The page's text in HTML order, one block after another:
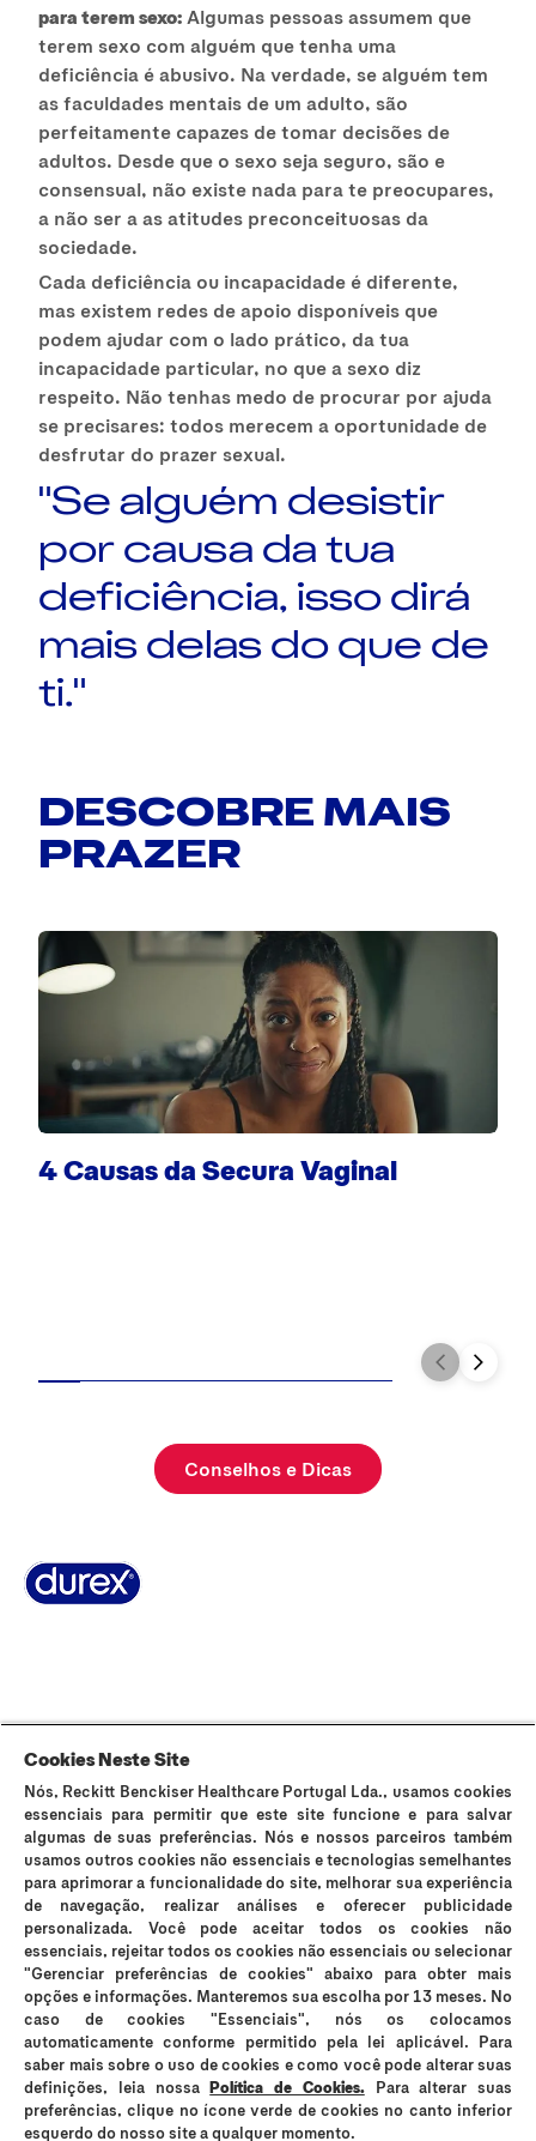
para terem sexo: Algumas pessoas assumem que
terem sexo com alguém que tenha uma
deficiência é abusivo. Na verdade, se alguém tem
as faculdades mentais de um adulto, são
perfeitamente capazes de tomar decisões de
adultos. Desde que o sexo seja seguro, são e
consensual, não existe nada para te preocupares,
a não ser a as atitudes preconceituosas da
sociedade.
Cada deficiência ou incapacidade é diferente,
mas existem redes de apoio disponíveis que
podem ajudar com o lado prático, da tua
incapacidade particular, no que a sexo diz
respeito. Não tenhas medo de procurar por ajuda
se precisares: todos merecem a oportunidade de
desfrutar do prazer sexual.
"Se alguém desistir
por causa da tua
deficiência, isso dirá
mais delas do que de
ti."
DESCOBRE MAIS
PRAZER
4 Causas da Secura Vaginal
Conselhos e Dicas
Os preservativos Durex são dispositivos médicos de uso único e podem
ser utilizados para fins contracetivos e prevenção da transmissão de
infeções sexualmente transmissíveis (IST). Durex Lubrificantes e Durex
Massage 2in1 são dispositivos médicos que suavizam a secura vaginal e
os incómodos íntimos e são compatíveis com preservativos, no entanto
não são contracetivos e não contêm espermicida. Os lubrificantes Durex
podem reduzir a mobilidade do esperma; se está a tentar engravidar,
consulte o seu médico. Em caso de sensibilidade ao látex, consulte o seu
médico antes de utilizar os preservativos. Os preservativos Durex Placer
Prolongado e Durex Mutual Clímax não devem ser utilizados quando
qualquer dos parceiros sofrer de problemas respiratórios. Nenhum método
contracetivo garante 100% de prevenção da gravidez ou transmissão de
IST. Evite o contacto com os olhos, cortes, pele ferida ou irritada. Leia
atentamente a rotulagem e as instruções de utilização. Em caso de dúvida
consulte o seu médico ou farmacêutico. Se sentir irritação ou desconforto
interrompa o seu uso. Em caso de persistência dos sintomas, se sentir
Cookies Neste Site
Nós, Reckitt Benckiser Healthcare Portugal Lda., usamos cookies
essenciais para permitir que este site funcione e para salvar
algumas de suas preferências. Nós e nossos parceiros também
usamos outros cookies não essenciais e tecnologias semelhantes
para aprimorar a funcionalidade do site, melhorar sua experiência
de navegação, realizar análises e oferecer publicidade
personalizada. Você pode aceitar todos os cookies não
essenciais, rejeitar todos os cookies não essenciais ou selecionar
"Gerenciar preferências de cookies" abaixo para obter mais
opções e informações. Manteremos sua escolha por 13 meses. No
caso de cookies "Essenciais", nós os colocamos
automaticamente conforme permitido pela lei aplicável. Para
saber mais sobre o uso de cookies e como você pode alterar suas
definições, leia nossaPolítica de Cookies.Para alterar suas
preferências, clique no ícone verde de cookies no canto inferior
esquerdo do nosso site a qualquer momento.